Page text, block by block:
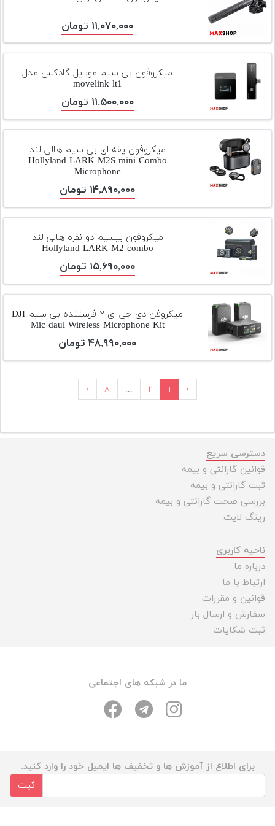
۱۱,۰۷۰,۰۰۰ تومان
میکروفون بی سیم موبایل گادکس مدل
movelink lt1
۱۱,۵۰۰,۰۰۰ تومان
میکروفون یقه ای بی سیم هالی لند
Hollyland LARK M2S mini Combo
Microphone
۱۴,۸۹۰,۰۰۰ تومان
میکروفون بیسیم دو نفره هالی لند
Hollyland LARK M2 combo
۱۵,۶۹۰,۰۰۰ تومان
میکروفن دی جی ای ۲ فرستنده بی سیم DJI
Mic daul Wireless Microphone Kit
۴۸,۹۹۰,۰۰۰ تومان
‹ ۱ ۲ ... ۸ ›
دسترسی سریع
قوانین گارانتی و بیمه
ثبت گارانتی و بیمه
بررسی صحت گارانتی و بیمه
رینگ لایت
ناحیه کاربری
درباره ما
ارتباط با ما
قوانین و مقررات
سفارش و ارسال بار
ثبت شکایات
ما در شبکه های اجتماعی
برای اطلاع از آموزش ها و تخفیف ها ایمیل خود را وارد کنید.
ثبت